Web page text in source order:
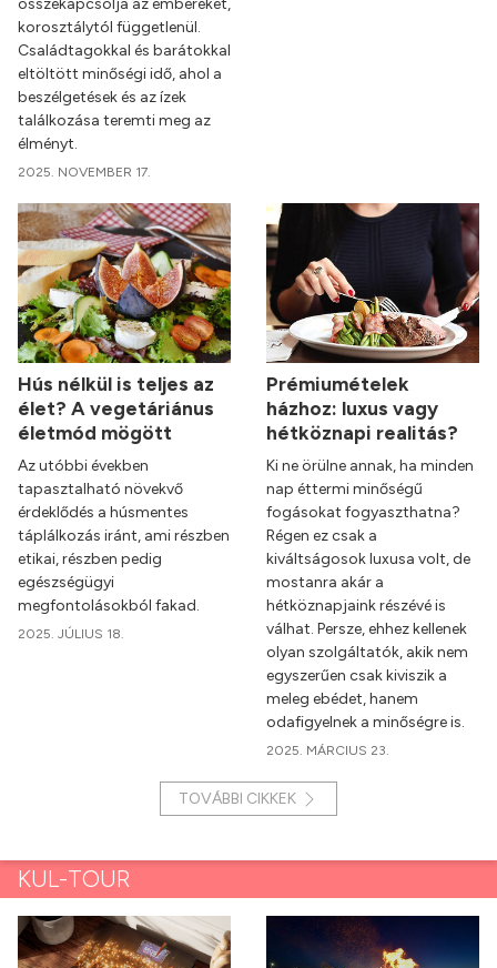
összekapcsolja az embereket,
korosztálytól függetlenül.
Családtagokkal és barátokkal
eltöltött minőségi idő, ahol a
beszélgetések és az ízek
találkozása teremti meg az
élményt.
2025. NOVEMBER 17.
Hús nélkül is teljes az
élet? A vegetáriánus
életmód mögött
Az utóbbi években
tapasztalható növekvő
érdeklődés a húsmentes
táplálkozás iránt, ami részben
etikai, részben pedig
egészségügyi
megfontolásokból fakad.
2025. JÚLIUS 18.
Prémiumételek
házhoz: luxus vagy
hétköznapi realitás?
Ki ne örülne annak, ha minden
nap éttermi minőségű
fogásokat fogyaszthatna?
Régen ez csak a
kiváltságosok luxusa volt, de
mostanra akár a
hétköznapjaink részévé is
válhat. Persze, ehhez kellenek
olyan szolgáltatók, akik nem
egyszerűen csak kiviszik a
meleg ebédet, hanem
odafigyelnek a minőségre is.
2025. MÁRCIUS 23.
TOVÁBBI CIKKEK
KUL-TOUR